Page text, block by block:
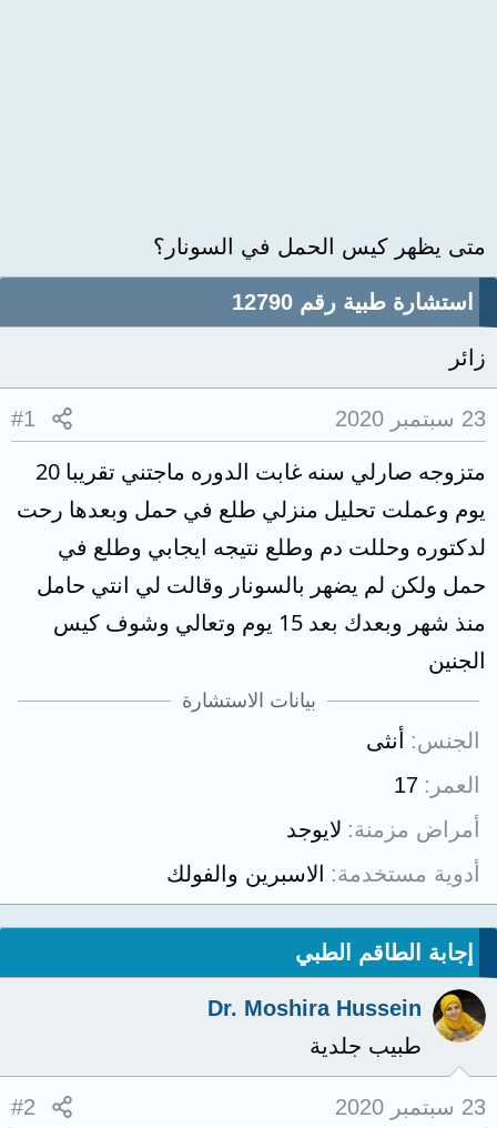
متى يظهر كيس الحمل في السونار؟
استشارة طبية رقم 12790
زائر
23 سبتمبر 2020 #1
متزوجه صارلي سنه غابت الدوره ماجتني تقريبا 20
يوم وعملت تحليل منزلي طلع في حمل وبعدها رحت
لدكتوره وحللت دم وطلع نتيجه ايجابي وطلع في
حمل ولكن لم يضهر بالسونار وقالت لي انتي حامل
منذ شهر وبعدك بعد 15 يوم وتعالي وشوف كيس
الجنين
بيانات الاستشارة
الجنس
أنثى
العمر
17
أمراض مزمنة لايوجد
أدوية مستخدمة
الاسبرين والفولك
إجابة الطاقم الطبي
Dr. Moshira Hussein
طبيب جلدية
23 سبتمبر 2020 #2